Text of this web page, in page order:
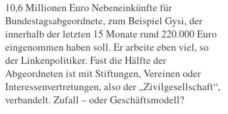
10,6 Millionen Euro Nebeneinkünfte für
Bundestagsabgeordnete, zum Beispiel Gysi, der
innerhalb der letzten 15 Monate rund 220.000 Euro
eingenommen haben soll. Er arbeite eben viel, so
der Linkenpolitiker. Fast die Hälfte der
Abgeordneten ist mit Stiftungen, Vereinen oder
Interessenvertretungen, also der „Zivilgesellschaft“,
verbandelt. Zufall – oder Geschäftsmodell?